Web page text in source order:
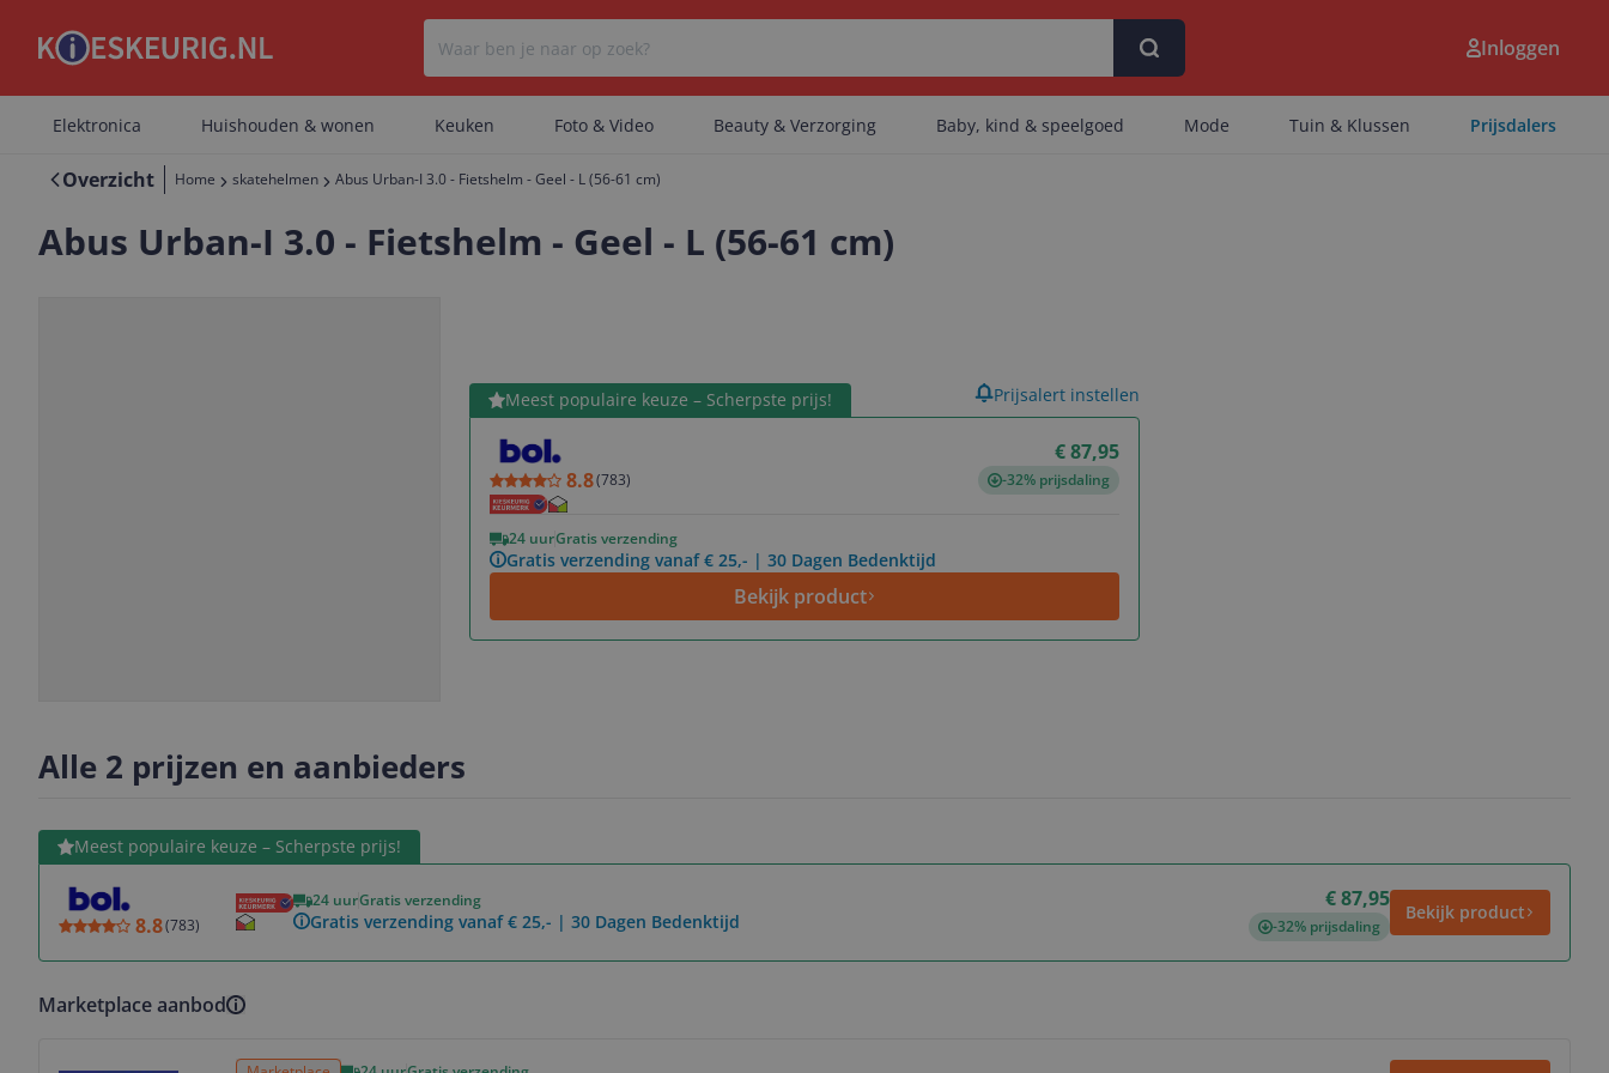
Er zijn geen categorieën gevonden.
Er zijn geen artikelen gevonden.
Inloggen
Elektronica Huishouden & wonen Keuken Foto & Video Beauty & Verzorging Baby, kind & speelgoed Mode Tuin & Klussen Prijsdalers
Overzicht Home skatehelmen Abus Urban-I 3.0 - Fietshelm - Geel - L (56-61 cm)
Abus Urban-I 3.0 - Fietshelm - Geel - L (56-61 cm)
Meest populaire keuze – Scherpste prijs!
€ 87,95
8.8(783) -32% prijsdaling
24 uurGratis verzending
Gratis verzending vanaf € 25,- | 30 Dagen Bedenktijd
Bekijk product
Bekijk product Prijsalert instellen
Alle 2 prijzen en aanbieders
Meest populaire keuze – Scherpste prijs!
8.8(783)
24 uurGratis verzending
Gratis verzending vanaf € 25,- | 30 Dagen Bedenktijd
€ 87,95
-32% prijsdaling
Bekijk product
Bekijk product
Marketplace aanbod